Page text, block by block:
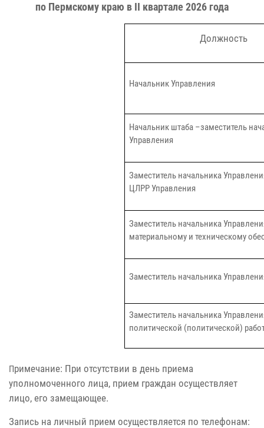
по Пермскому краю в II квартале 2026 года
Должность
Начальник Управления
Начальник штаба –заместитель
Управления
Заместитель начальника
ЦЛРР Управления
Заместитель начальника
материальному и техническому
Заместитель начальника
Заместитель начальника
политической (политической)
Примечание: При отсутствии в день приема
уполномоченного лица, прием граждан осуществляет
лицо, его замещающее.
Запись на личный прием осуществляется по телефонам: